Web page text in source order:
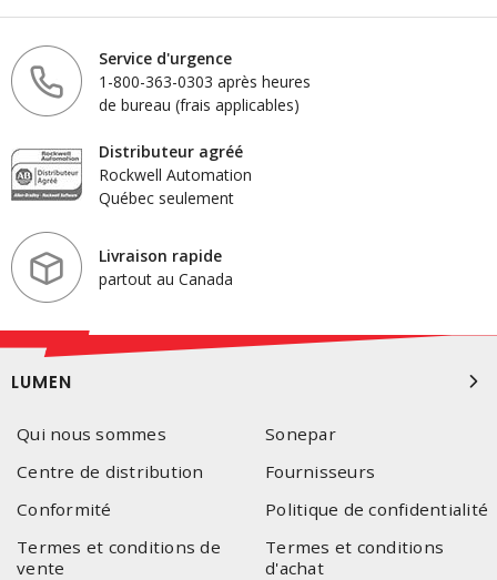
Service d'urgence
1-800-363-0303 après heures
de bureau (frais applicables)
Distributeur agréé
Rockwell Automation
Québec seulement
Livraison rapide
partout au Canada
LUMEN
Qui nous sommes
Sonepar
Centre de distribution
Fournisseurs
Conformité
Politique de confidentialité
Termes et conditions de
vente
Termes et conditions
d'achat